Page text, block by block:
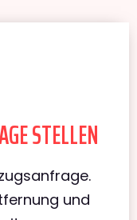
STELLEN
und